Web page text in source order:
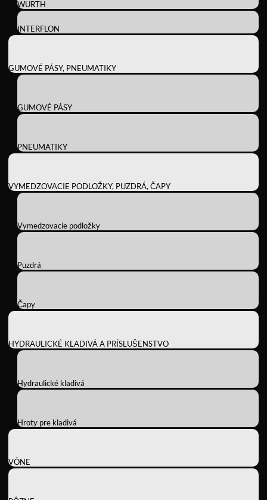
WURTH
INTERFLON
GUMOVÉ PÁSY, PNEUMATIKY
GUMOVÉ PÁSY
PNEUMATIKY
VYMEDZOVACIE PODLOŽKY, PUZDRÁ, ČAPY
Vymedzovacie podložky
Puzdrá
Čapy
HYDRAULICKÉ KLADIVÁ A PRÍSLUŠENSTVO
Hydraulické kladivá
Hroty pre kladivá
VÔNE